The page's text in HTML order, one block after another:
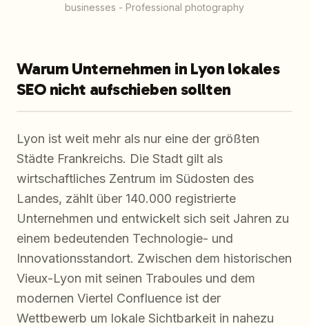
businesses - Professional photography
Warum Unternehmen in Lyon lokales
SEO nicht aufschieben sollten
Lyon ist weit mehr als nur eine der größten
Städte Frankreichs. Die Stadt gilt als
wirtschaftliches Zentrum im Südosten des
Landes, zählt über 140.000 registrierte
Unternehmen und entwickelt sich seit Jahren zu
einem bedeutenden Technologie- und
Innovationsstandort. Zwischen dem historischen
Vieux-Lyon mit seinen Traboules und dem
modernen Viertel Confluence ist der
Wettbewerb um lokale Sichtbarkeit in nahezu